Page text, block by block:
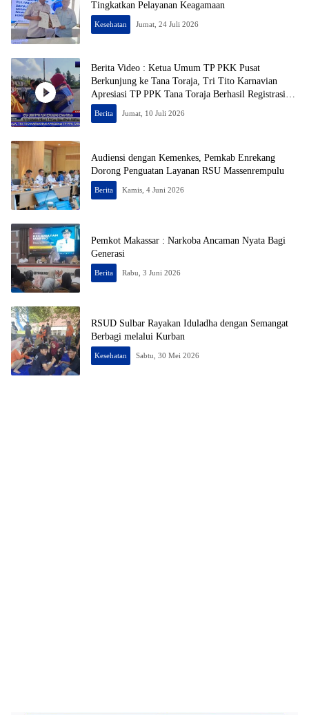
Tingkatkan Pelayanan Keagamaan
Kesehatan Jumat, 24 Juli 2026
Berita Video : Ketua Umum TP PKK Pusat
Berkunjung ke Tana Toraja, Tri Tito Karnavian
Apresiasi TP PPK Tana Toraja Berhasil Registrasi
50% Posyandu
Berita Jumat, 10 Juli 2026
Audiensi dengan Kemenkes, Pemkab Enrekang
Dorong Penguatan Layanan RSU Massenrempulu
Berita Kamis, 4 Juni 2026
Pemkot Makassar : Narkoba Ancaman Nyata Bagi
Generasi
Berita Rabu, 3 Juni 2026
RSUD Sulbar Rayakan Iduladha dengan Semangat
Berbagi melalui Kurban
Kesehatan Sabtu, 30 Mei 2026